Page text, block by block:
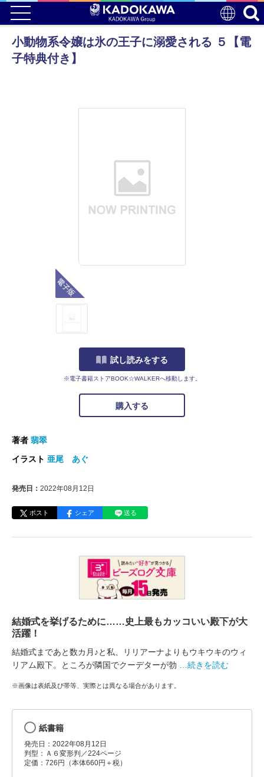
小動物系令嬢は氷の王子に溺愛される ５【電
子特典付き】
試し読みをする
※電子書籍ストアBOOK☆WALKERへ移動します。
購入する
著者 翡翠
イラスト 亜尾 あぐ
発売日： 2022年08月12日
ポスト シェア 送る
結婚式を挙げるために……史上最もカッコいい殿下が大
活躍！
結婚式まであと数カ月♪と私、リリアーナよりもウキウキのウィ
リアム殿下。ところが隣国でクーデターが勃
…続きを読む
※画像は表紙及び帯等、実際とは異なる場合があります。
紙書籍
発売日：2022年08月12日
判型：Ａ６変形判／224ページ
定価：726円（本体660円＋税）